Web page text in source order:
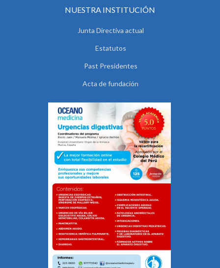
NUESTRA INSTITUCIÓN
Junta Directiva actual
Estatutos
Past Presidentes
Acta de fundación